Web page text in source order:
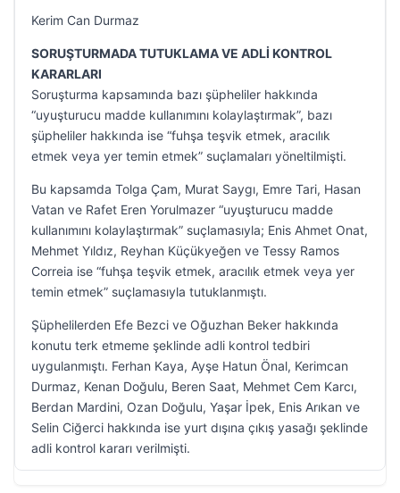
Kerim Can Durmaz
SORUŞTURMADA TUTUKLAMA VE ADLİ KONTROL
KARARLARI
Soruşturma kapsamında bazı şüpheliler hakkında
“uyuşturucu madde kullanımını kolaylaştırmak”, bazı
şüpheliler hakkında ise “fuhşa teşvik etmek, aracılık
etmek veya yer temin etmek” suçlamaları yöneltilmişti.
Bu kapsamda Tolga Çam, Murat Saygı, Emre Tari, Hasan
Vatan ve Rafet Eren Yorulmazer “uyuşturucu madde
kullanımını kolaylaştırmak” suçlamasıyla; Enis Ahmet Onat,
Mehmet Yıldız, Reyhan Küçükyeğen ve Tessy Ramos
Correia ise “fuhşa teşvik etmek, aracılık etmek veya yer
temin etmek” suçlamasıyla tutuklanmıştı.
Şüphelilerden Efe Bezci ve Oğuzhan Beker hakkında
konutu terk etmeme şeklinde adli kontrol tedbiri
uygulanmıştı. Ferhan Kaya, Ayşe Hatun Önal, Kerimcan
Durmaz, Kenan Doğulu, Beren Saat, Mehmet Cem Karcı,
Berdan Mardini, Ozan Doğulu, Yaşar İpek, Enis Arıkan ve
Selin Ciğerci hakkında ise yurt dışına çıkış yasağı şeklinde
adli kontrol kararı verilmişti.